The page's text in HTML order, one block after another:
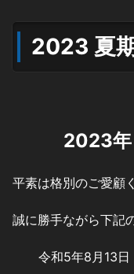
2023 夏
2023年
平素は格別のご愛顧
誠に勝手ながら下記
令和5年8月13日